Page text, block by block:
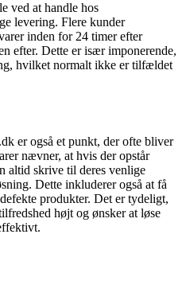
ved at handle hos
levering. Flere kunder
inden for 24 timer efter
efter. Dette er især imponerende,
hvilket normalt ikke er tilfældet
er også et punkt, der ofte bliver
nævner, at hvis der opstår
altid skrive til deres venlige
Dette inkluderer også at få
produkter. Det er tydeligt,
højt og ønsker at løse